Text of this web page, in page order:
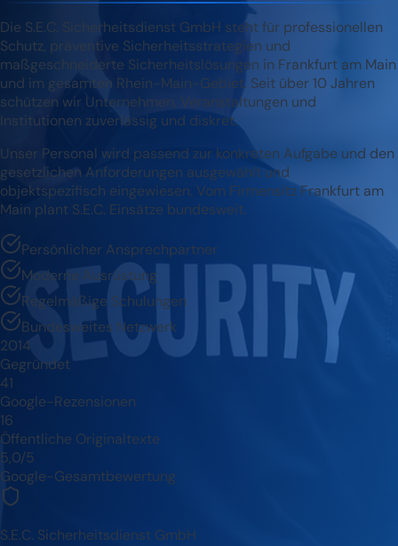
Die S.E.C. Sicherheitsdienst GmbH steht für professionellen
Schutz, präventive Sicherheitsstrategien und
maßgeschneiderte Sicherheitslösungen in Frankfurt am Main
und im gesamten Rhein-Main-Gebiet. Seit über 10 Jahren
schützen wir Unternehmen, Veranstaltungen und
Institutionen zuverlässig und diskret.
Unser Personal wird passend zur konkreten Aufgabe und den
gesetzlichen Anforderungen ausgewählt und
objektspezifisch eingewiesen. Vom Firmensitz Frankfurt am
Main plant S.E.C. Einsätze bundesweit.
Persönlicher Ansprechpartner
Moderne Ausrüstung
Regelmäßige Schulungen
Bundesweites Netzwerk
2014
Gegründet
41
Google-Rezensionen
16
Öffentliche Originaltexte
5,0/5
Google-Gesamtbewertung
S.E.C. Sicherheitsdienst GmbH